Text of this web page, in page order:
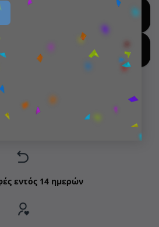
FOR HOT DEALS
BY NEW ARRIVALS
παραγγελίες άνω των 99€
εντός 14 ημερών